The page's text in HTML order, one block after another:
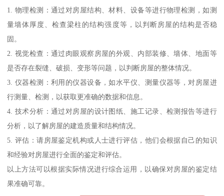
1. 物理检测：通过对房屋结构、材料、设备等进行物理检测，如测
量墙体厚度、检查梁柱的结构强度等，以判断房屋的结构是否稳
固。
2. 视觉检查：通过肉眼观察房屋的外观、内部装修、墙体、地面等
是否存在裂缝、破损、变形等问题，以判断房屋的整体情况。
3. 仪器检测：利用的仪器设备，如水平仪、测量仪器等，对房屋进
行测量、检测，以获取更准确的数据和信息。
4. 技术分析：通过对房屋的设计图纸、施工记录、检测报告等进行
分析，以了解房屋的建造质量和结构情况。
5. 评估：请房屋鉴定机构或人士进行评估，他们会根据自己的知识
和经验对房屋进行全面的鉴定和评估。
以上方法可以根据实际情况进行综合运用，以确保对房屋的鉴定结
果准确可靠。